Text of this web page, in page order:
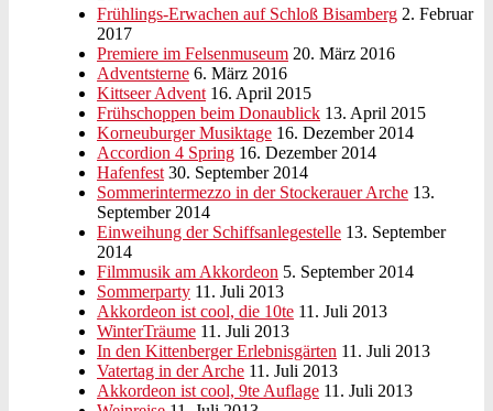
Frühlings-Erwachen auf Schloß Bisamberg 2. Februar
2017
Premiere im Felsenmuseum 20. März 2016
Adventsterne 6. März 2016
Kittseer Advent 16. April 2015
Frühschoppen beim Donaublick 13. April 2015
Korneuburger Musiktage 16. Dezember 2014
Accordion 4 Spring 16. Dezember 2014
Hafenfest 30. September 2014
Sommerintermezzo in der Stockerauer Arche 13.
September 2014
Einweihung der Schiffsanlegestelle 13. September
2014
Filmmusik am Akkordeon 5. September 2014
Sommerparty 11. Juli 2013
Akkordeon ist cool, die 10te 11. Juli 2013
WinterTräume 11. Juli 2013
In den Kittenberger Erlebnisgärten 11. Juli 2013
Vatertag in der Arche 11. Juli 2013
Akkordeon ist cool, 9te Auflage 11. Juli 2013